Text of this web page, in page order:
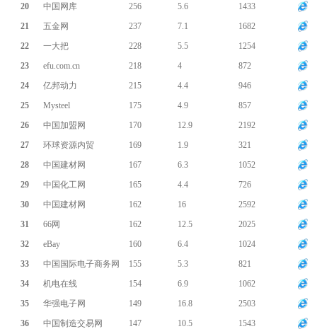
20
中国网库 256 5.6
1433
21
五金网 237 7.1
1682
22
一大把 228 5.5
1254
23
efu.com.cn 218 4
872
24
亿邦动力 215 4.4
946
25
Mysteel 175 4.9
857
26
中国加盟网 170 12.9
2192
27
环球资源内贸 169 1.9
321
28
中国建材网 167 6.3
1052
29
中国化工网 165 4.4
726
30
中国建材网 162 16
2592
31
66网 162 12.5
2025
32
eBay 160 6.4
1024
33
中国国际电子商务网 155 5.3
821
34
机电在线 154 6.9
1062
35
华强电子网 149 16.8
2503
36
中国制造交易网 147 10.5
1543